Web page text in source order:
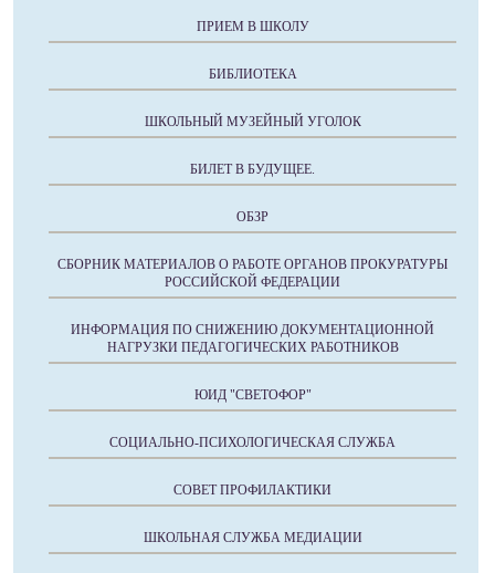
ПРИЕМ В ШКОЛУ
БИБЛИОТЕКА
ШКОЛЬНЫЙ МУЗЕЙНЫЙ УГОЛОК
БИЛЕТ В БУДУЩЕЕ.
ОБЗР
СБОРНИК МАТЕРИАЛОВ О РАБОТЕ ОРГАНОВ ПРОКУРАТУРЫ
РОССИЙСКОЙ ФЕДЕРАЦИИ
ИНФОРМАЦИЯ ПО СНИЖЕНИЮ ДОКУМЕНТАЦИОННОЙ
НАГРУЗКИ ПЕДАГОГИЧЕСКИХ РАБОТНИКОВ
ЮИД "СВЕТОФОР"
СОЦИАЛЬНО-ПСИХОЛОГИЧЕСКАЯ СЛУЖБА
СОВЕТ ПРОФИЛАКТИКИ
ШКОЛЬНАЯ СЛУЖБА МЕДИАЦИИ